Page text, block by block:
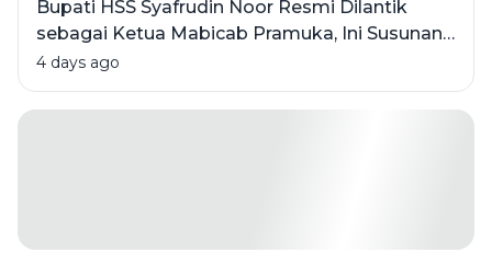
Bupati HSS Syafrudin Noor Resmi Dilantik
sebagai Ketua Mabicab Pramuka, Ini Susunan
Pengurus 2025-2030
4 days ago